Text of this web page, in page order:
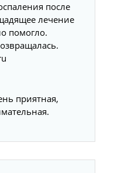
после
лечение
помогло.
приятная,